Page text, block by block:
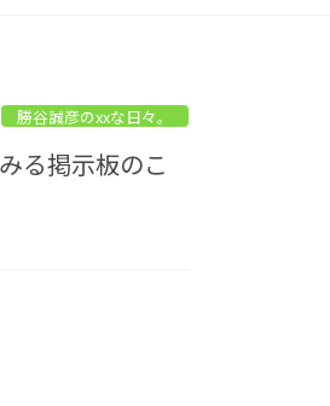
勝谷誠彦のxxな日々。
る掲示板のこ